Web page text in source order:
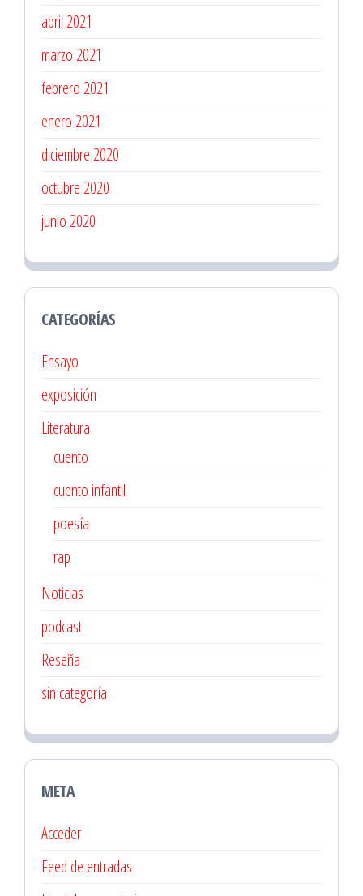
abril 2021
marzo 2021
febrero 2021
enero 2021
diciembre 2020
octubre 2020
junio 2020
CATEGORÍAS
Ensayo
exposición
Literatura
cuento
cuento infantil
poesía
rap
Noticias
podcast
Reseña
sin categoría
META
Acceder
Feed de entradas